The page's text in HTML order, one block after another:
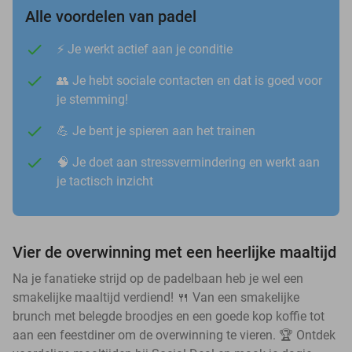
Alle voordelen van padel
⚡️ Je werkt actief aan je conditie
👥 Je hebt sociale contacten en dat is goed voor
je stemming!
💪 Je bent je spieren aan het trainen
🧠 Je doet aan stressvermindering en werkt aan
je tactisch inzicht
Vier de overwinning met een heerlijke maaltijd
Na je fanatieke strijd op de padelbaan heb je wel een
smakelijke maaltijd verdiend! 🍴 Van een smakelijke
brunch met belegde broodjes en een goede kop koffie tot
aan een feestdiner om de overwinning te vieren. 🏆 Ontdek